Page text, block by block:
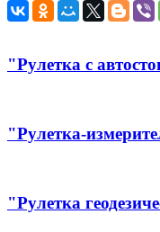
"Рулетка с
"Рулетка-
"Рулетка